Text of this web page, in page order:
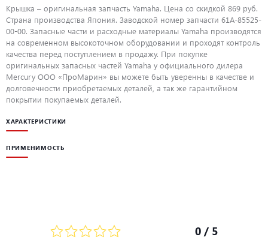
Крышка – оригинальная запчасть Yamaha. Цена со скидкой 869 руб.
Страна производства Япония. Заводской номер запчасти 61A-85525-
00-00. Запасные части и расходные материалы Yamaha производятся
на современном высокоточном оборудовании и проходят контроль
качества перед поступлением в продажу. При покупке
оригинальных запасных частей Yamaha у официального дилера
Mercury ООО «ПроМарин» вы можете быть уверенны в качестве и
долговечности приобретаемых деталей, а так же гарантийном
покрытии покупаемых деталей.
ХАРАКТЕРИСТИКИ
ПРИМЕНИМОСТЬ
0 / 5